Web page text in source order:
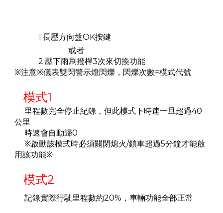
1.長壓方向盤OK按鍵
或者
2.壓下雨刷撥桿3次來切換功能
※注意※儀表雙閃警示燈閃爍，閃爍次數=模式代號
模式1
里程數完全停止紀錄，但此模式下時速一旦超過40
公里
時速會自動歸0
※啟動該模式時必須關閉熄火/鎖車超過5分鐘才能啟
用該功能※
模式2
記錄實際行駛里程數約20%，車輛功能全部正常